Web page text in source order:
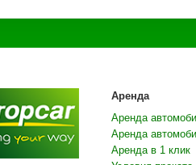
Аренда
Аренда
Аренда
Аренда в 1 клик